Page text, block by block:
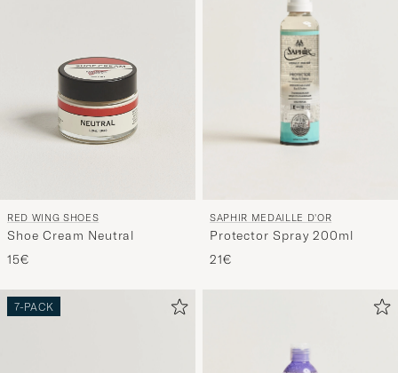
RED WING SHOES
Shoe Cream Neutral
15€
SAPHIR MEDAILLE D'OR
Protector Spray 200ml
21€
7-PACK